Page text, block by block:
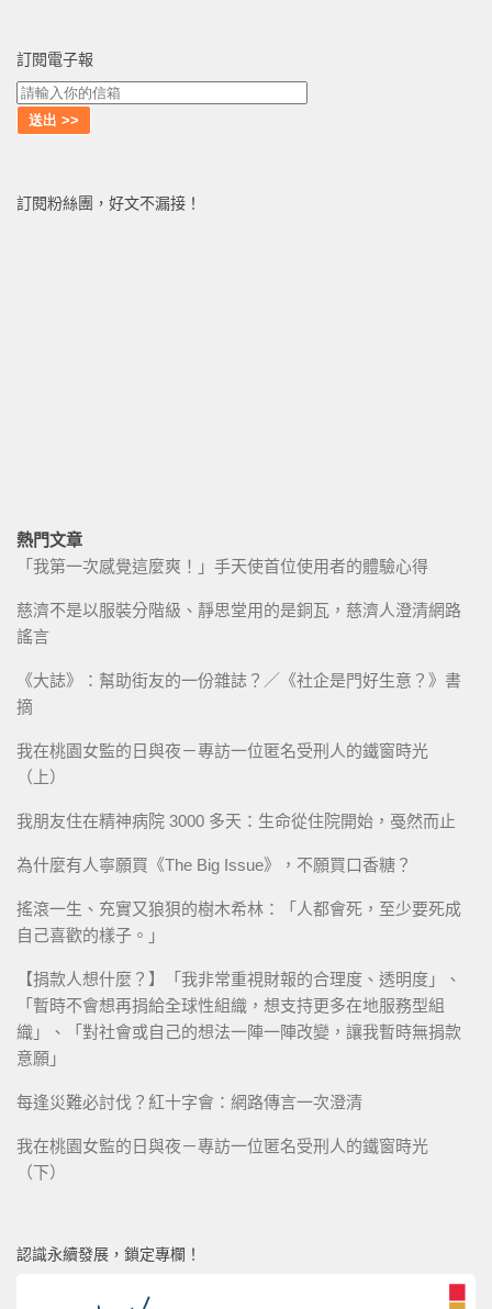
訂閱電子報
訂閱粉絲團，好文不漏接！
熱門文章
「我第一次感覺這麼爽！」手天使首位使用者的體驗心得
慈濟不是以服裝分階級、靜思堂用的是銅瓦，慈濟人澄清網路
謠言
《大誌》：幫助街友的一份雜誌？／《社企是門好生意？》書
摘
我在桃園女監的日與夜－專訪一位匿名受刑人的鐵窗時光
（上）
我朋友住在精神病院 3000 多天：生命從住院開始，戞然而止
為什麼有人寧願買《The Big Issue》，不願買口香糖？
搖滾一生、充實又狼狽的樹木希林：「人都會死，至少要死成
自己喜歡的樣子。」
【捐款人想什麼？】「我非常重視財報的合理度、透明度」、
「暫時不會想再捐給全球性組織，想支持更多在地服務型組
織」、「對社會或自己的想法一陣一陣改變，讓我暫時無捐款
意願」
每逢災難必討伐？紅十字會：網路傳言一次澄清
我在桃園女監的日與夜－專訪一位匿名受刑人的鐵窗時光
（下）
認識永續發展，鎖定專欄！